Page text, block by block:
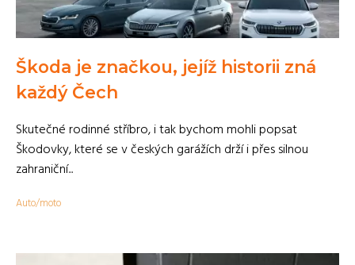
Škoda je značkou, jejíž historii zná
každý Čech
Skutečné rodinné stříbro, i tak bychom mohli popsat
Škodovky, které se v českých garážích drží i přes silnou
zahraniční...
Auto/moto